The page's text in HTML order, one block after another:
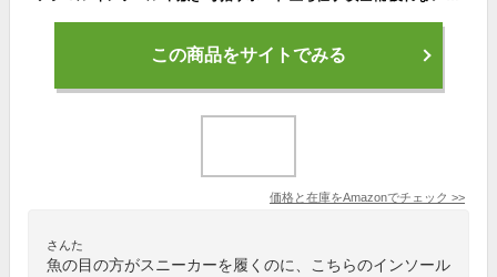
この商品をサイトでみる
価格と在庫をAmazonでチェック >>
さんた
魚の目の方がスニーカーを履くのに、こちらのインソール